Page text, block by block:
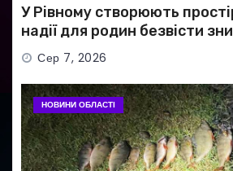
У Рівному створюють
надії для родин безвісти
полонених військових
Сер 7, 2026
НОВИНИ ОБЛАСТІ